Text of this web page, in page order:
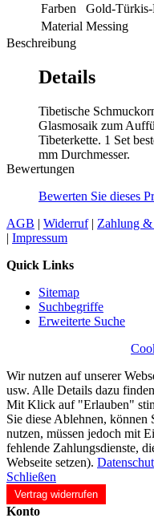
Farben
Gold-
Material Messing
Beschreibung
Details
Tibetische
Glasmosaik zum
Tibeterkette. 1 Set
mm Durchmesser.
Bewertungen
Bewerten Sie dieses
AGB | Widerruf| Zahlung &
| Impressum
Quick Links
Sitemap
Suchbegriffe
Erweiterte Suche
Wir nutzen auf unserer
usw. Alle Details dazu
Mit Klick auf "Erlauben"
Sie diese Ablehnen, können
nutzen, müssen jedoch mit
fehlende Zahlungsdienste,
Webseite setzen).
Schließen
Vertrag widerrufen
Konto